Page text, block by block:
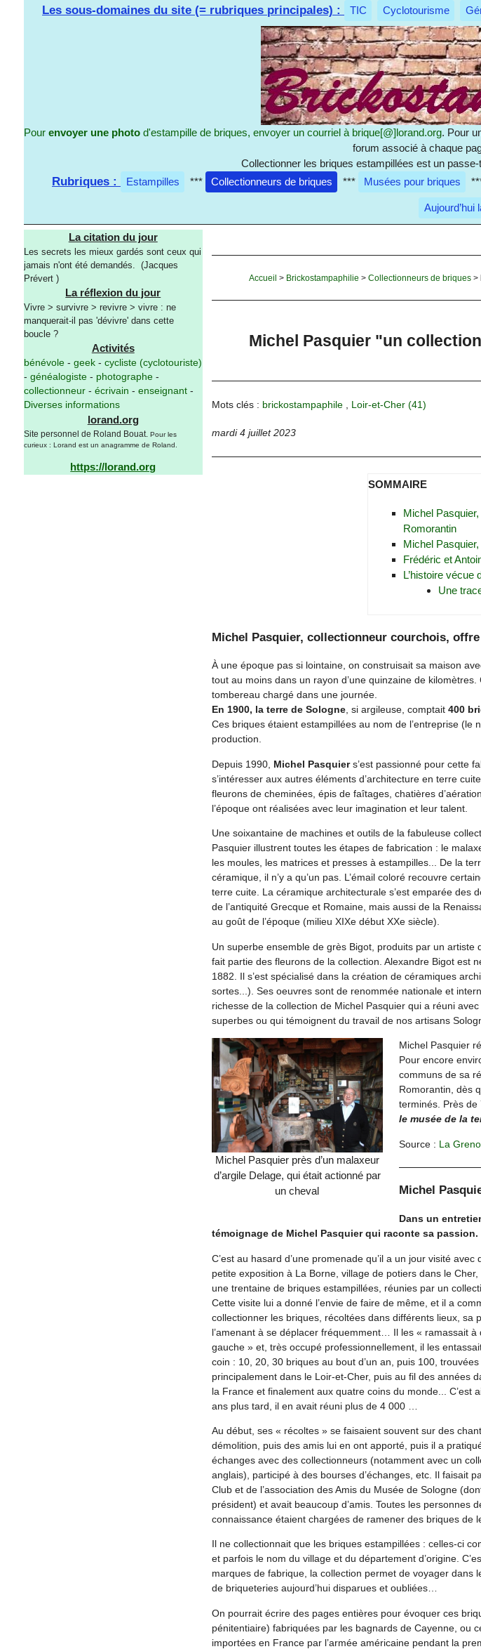
Les sous-domaines du site (= rubriques principales) : TIC Cyclotourisme
Pourenvoyer une photo d'estampille de briques, envoyer un courriel à brique[@]lorand.org. Pour
forum associé à chaque
Collectionner les briques estampillées est un
Rubriques : Estampilles *** Collectionneurs de briques *** Musées pour briques
Aujourd’hui
La citation du jour
Les secrets les mieux gardés sont ceux qui
jamais n'ont été demandés. (Jacques
Prévert )
La réflexion du jour
Vivre > survivre > revivre > vivre : ne
manquerait-il pas 'dévivre' dans cette
boucle ?
Activités
bénévole- geek- cycliste (cyclotouriste)
- généalogiste- photographe-
collectionneur- écrivain - enseignant-
Diverses informations
lorand.org
Site personnel de Roland Bouat. Pour les
curieux : Lorand est un anagramme de Roland.
https://lorand.org
Accueil > Brickostampaphilie >Collectionneurs de briques >
Michel Pasquier "un
Mots clés : brickostampaphile, Loir-et-Cher (41)
mardi 4 juillet 2023
SOMMAIRE
Michel
Romorantin
Michel
Frédéric et
L’histoire vécue
Une
Michel Pasquier, collectionneur courchois,
À une époque pas si lointaine, on construisait sa maison
tout au moins dans un rayon d’une quinzaine de kilomètres.
tombereau chargé dans une journée.
En 1900, la terre de Sologne, si argileuse, comptait 400
Ces briques étaient estampillées au nom de l’entreprise
production.
Depuis 1990, Michel Pasquiers’est passionné pour cette
s’intéresser aux autres éléments d’architecture en terre
fleurons de cheminées, épis de faîtages, chatières
l’époque ont réalisées avec leur imagination et leur talent.
Une soixantaine de machines et outils de la fabuleuse
Pasquier illustrent toutes les étapes de fabrication : le
les moules, les matrices et presses à estampilles... De la
céramique, il n’y a qu’un pas. L’émail coloré recouvre
terre cuite. La céramique architecturale s’est emparée des
de l’antiquité Grecque et Romaine, mais aussi de la
au goût de l’époque (milieu XIXe début XXe siècle).
Un superbe ensemble de grès Bigot, produits par un artiste
fait partie des fleurons de la collection. Alexandre Bigot est
1882. Il s’est spécialisé dans la création de céramiques
sortes...). Ses oeuvres sont de renommée nationale et
richesse de la collection de Michel Pasquier qui a réuni
superbes ou qui témoignent du travail de nos artisans
Michel Pasquier près d’un malaxeur
d’argile Delage, qui était actionné par
un cheval
Michel Pasquier
Pour encore
communs de sa
Romorantin, dès
terminés. Près
le musée de la
Source : La
Michel
Dans un
témoignage de Michel Pasquier qui raconte sa passion.
C’est au hasard d’une promenade qu’il a un jour visité avec
petite exposition à La Borne, village de potiers dans le
une trentaine de briques estampillées, réunies par un
Cette visite lui a donné l’envie de faire de même, et il a
collectionner les briques, récoltées dans différents lieux, sa
l’amenant à se déplacer fréquemment… Il les « ramassait à
gauche » et, très occupé professionnellement, il les
coin : 10, 20, 30 briques au bout d’un an, puis 100, trouvées
principalement dans le Loir-et-Cher, puis au fil des années
la France et finalement aux quatre coins du monde... C’est
ans plus tard, il en avait réuni plus de 4 000 …
Au début, ses « récoltes » se faisaient souvent sur des
démolition, puis des amis lui en ont apporté, puis il a
échanges avec des collectionneurs (notamment avec un
anglais), participé à des bourses d’échanges, etc. Il faisait
Club et de l’association des Amis du Musée de Sologne
président) et avait beaucoup d’amis. Toutes les personnes
connaissance étaient chargées de ramener des briques de
Il ne collectionnait que les briques estampillées : celles-ci
et parfois le nom du village et du département d’origine.
marques de fabrique, la collection permet de voyager dans
de briqueteries aujourd’hui disparues et oubliées…
On pourrait écrire des pages entières pour évoquer ces
pénitentiaire) fabriquées par les bagnards de Cayenne, ou
importées en France par l’armée américaine pendant la